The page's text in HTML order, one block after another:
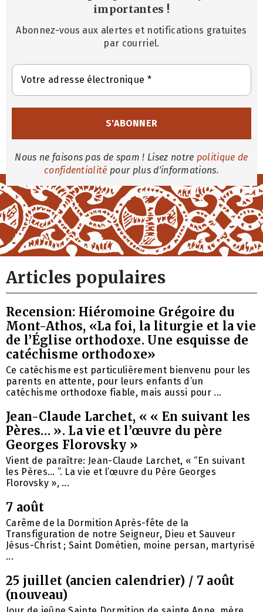
importantes !
Abonnez-vous aux alertes et notifications gratuites
par courriel.
Nous ne faisons pas de spam ! Lisez notre politique de
confidentialité pour plus d'informations.
Articles populaires
Recension: Hiéromoine Grégoire du
Mont-Athos, «La foi, la liturgie et la vie
de l’Église orthodoxe. Une esquisse de
catéchisme orthodoxe»
Ce catéchisme est particulièrement bienvenu pour les
parents en attente, pour leurs enfants d’un
catéchisme orthodoxe fiable, mais aussi pour ...
Jean-Claude Larchet, « « En suivant les
Pères… ». La vie et l’œuvre du père
Georges Florovsky »
Vient de paraître: Jean-Claude Larchet, « “En suivant
les Pères… ”. La vie et l’œuvre du Père Georges
Florovsky », ...
7 août
Carême de la Dormition Après-fête de la
Transfiguration de notre Seigneur, Dieu et Sauveur
Jésus-Christ ; Saint Dométien, moine persan, martyrisé
...
25 juillet (ancien calendrier) / 7 août
(nouveau)